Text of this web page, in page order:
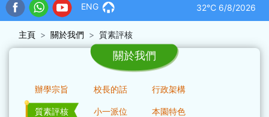
32℃ 6/8/2026
ENG
主頁 關於我們 質素評核
關於我們
辦學宗旨 校長的話 行政架構
質素評核 小一派位 本園特色